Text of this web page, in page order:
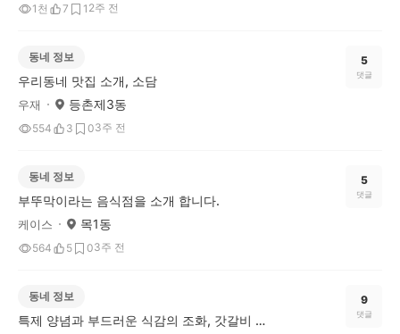
1천 7 1 2주 전
동네 정보
우리동네 맛집 소개, 소담
우재 등촌제3동
554 3 03주 전
5
댓글
동네 정보
부뚜막이라는 음식점을 소개 합니다.
케이스 목1동
564 5 03주 전
5
댓글
동네 정보
특제 양념과 부드러운 식감의 조화, 갓갈비 마포상암DMC점
9
댓글